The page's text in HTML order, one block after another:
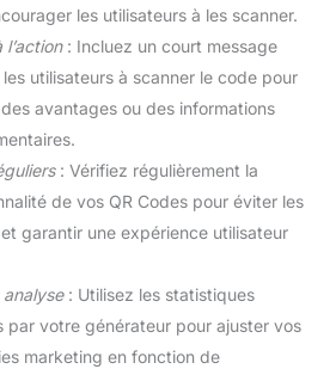
les utilisateurs à les scanner.
: Incluez un court message
utilisateurs à scanner le code pour
avantages ou des informations
: Vérifiez régulièrement la
de vos QR Codes pour éviter les
garantir une expérience utilisateur
: Utilisez les statistiques
par votre générateur pour ajuster vos
marketing en fonction de